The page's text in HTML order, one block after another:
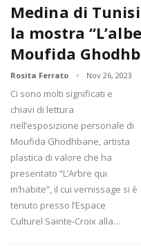
Medina di
la mostra
Moufida
Rosita Ferrato Nov 26, 2023
Ci sono molti significati e
chiavi di lettura
nell’esposizione personale di
Moufida Ghodhbane, artista
plastica di valore che ha
presentato “L’Arbre qui
m’habite”, il cui vernissage si è
tenuto presso l’Espace
Culturel Sainte-Croix alla…